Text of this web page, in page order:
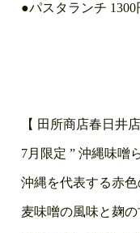
●パスタランチ
【 田所商店春日井店
7月限定 ” 沖縄味噌
沖縄を代表する赤色
麦味噌の風味と麹